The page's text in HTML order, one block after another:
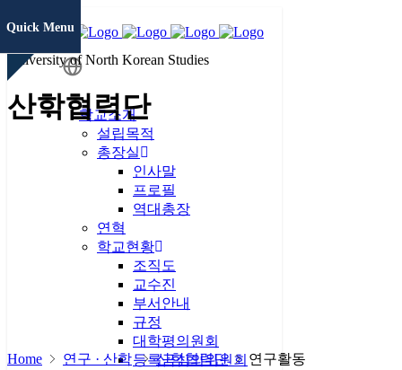
Quick Menu
학생정보
시스템
증명서발급
통일미래 최
고위과정
KCI논문
학교소개
설립목적
총장실
인사말
프로필
역대총장
연혁
학교현황
조직도
교수진
부서안내
규정
대학평의원회
등록금심의위원회
University of North Korean Studies
산학협력단
Home 연구 · 산학 산학협력단 연구활동